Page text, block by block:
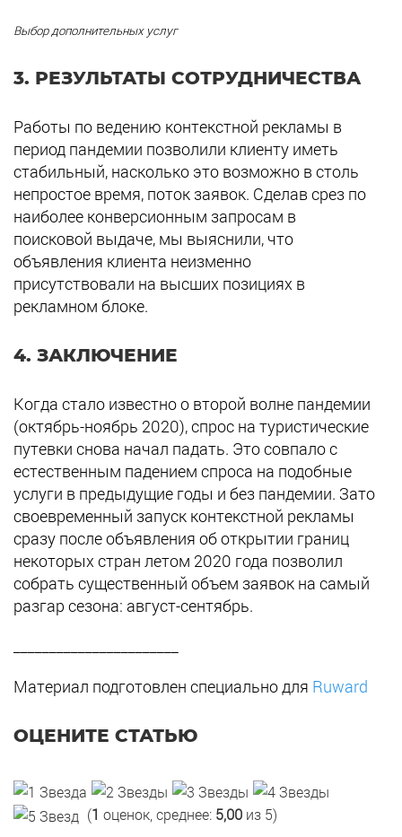
Выбор дополнительных услуг
3. РЕЗУЛЬТАТЫ СОТРУДНИЧЕСТВА
Работы по ведению контекстной рекламы в
период пандемии позволили клиенту иметь
стабильный, насколько это возможно в столь
непростое время, поток заявок. Сделав срез по
наиболее конверсионным запросам в
поисковой выдаче, мы выяснили, что
объявления клиента неизменно
присутствовали на высших позициях в
рекламном блоке.
4. ЗАКЛЮЧЕНИЕ
Когда стало известно о второй волне пандемии
(октябрь-ноябрь 2020), спрос на туристические
путевки снова начал падать. Это совпало с
естественным падением спроса на подобные
услуги в предыдущие годы и без пандемии. Зато
своевременный запуск контекстной рекламы
сразу после объявления об открытии границ
некоторых стран летом 2020 года позволил
собрать существенный объем заявок на самый
разгар сезона: август-сентябрь.
Материал подготовлен специально для Ruward
ОЦЕНИТЕ СТАТЬЮ
(1 оценок, среднее: 5,00 из 5)